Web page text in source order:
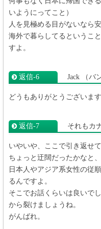
いようにってこと）
人を見極める目がないなら
海外で暮らしてるというこ
すよ。
返信‐6 Jack （バ
どうもありがとうございます
返信‐7 それもカ
いやいや、ここで引き返せ
ちょっと迂闊だったかなと
日本人やアジア系女性の従
るんですよ。
そこでお話くらいは良いで
から裂けましょうね。
がんばれ。